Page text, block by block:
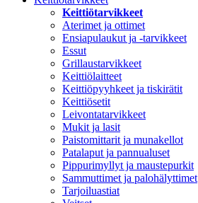
Keittiötarvikkeet
Aterimet ja ottimet
Ensiapulaukut ja -tarvikkeet
Essut
Grillaustarvikkeet
Keittiölaitteet
Keittiöpyyhkeet ja tiskirätit
Keittiösetit
Leivontatarvikkeet
Mukit ja lasit
Paistomittarit ja munakellot
Patalaput ja pannualuset
Pippurimyllyt ja maustepurkit
Sammuttimet ja palohälyttimet
Tarjoiluastiat